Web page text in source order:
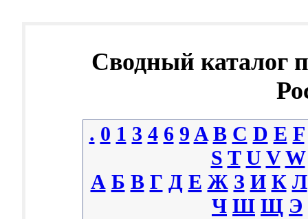
Сводный каталог
. 0 1 3 4 6 9 A B C D E F
S T U V W
А Б В Г Д Е Ж З И К Л
Ч Ш Щ Э